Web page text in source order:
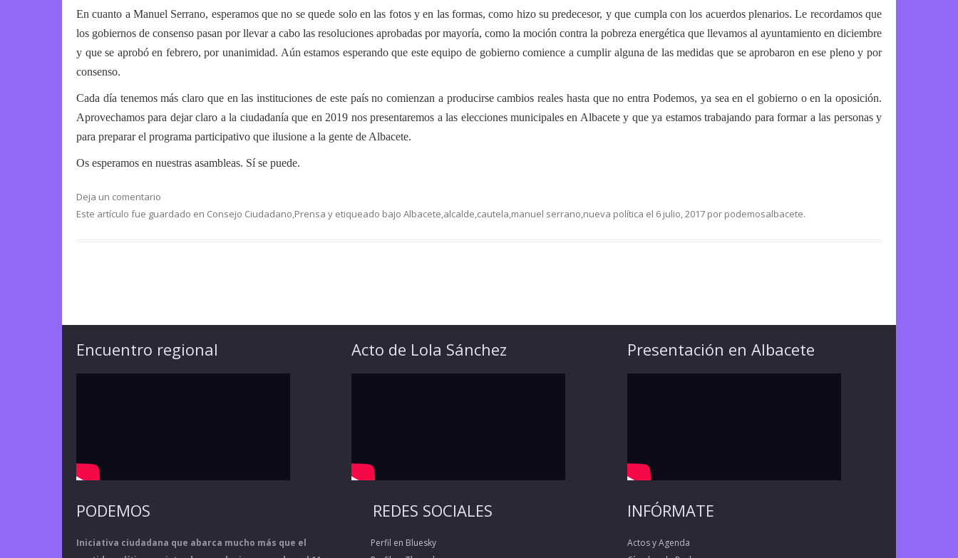
En cuanto a Manuel Serrano, esperamos que no se quede solo en las fotos y en las formas, como hizo su predecesor, y que cumpla con los acuerdos plenarios. Le recordamos que
los gobiernos de consenso pasan por llevar a cabo las resoluciones aprobadas por mayoría, como la moción contra la pobreza energética que llevamos al ayuntamiento en diciembre
y que se aprobó en febrero, por unanimidad. Aún estamos esperando que este equipo de gobierno comience a cumplir alguna de las medidas que se aprobaron en ese pleno y por
consenso.
Cada día tenemos más claro que en las instituciones de este país no comienzan a producirse cambios reales hasta que no entra Podemos, ya sea en el gobierno o en la oposición.
Aprovechamos para dejar claro a la ciudadanía que en 2019 nos presentaremos a las elecciones municipales en Albacete y que ya estamos trabajando para formar a las personas y
para preparar el programa participativo que ilusione a la gente de Albacete.
Os esperamos en nuestras asambleas. Sí se puede.
Deja un comentario
Este artículo fue guardado en Consejo Ciudadano,Prensa y etiqueado bajo Albacete,alcalde,cautela,manuel serrano,nueva política el 6 julio, 2017 por podemosalbacete.
Encuentro regional
PODEMOS
Iniciativa ciudadana que abarca mucho más que el
Acto de Lola Sánchez
REDES SOCIALES
Perfil en Bluesky
Presentación en Albacete
INFÓRMATE
Actos y Agenda